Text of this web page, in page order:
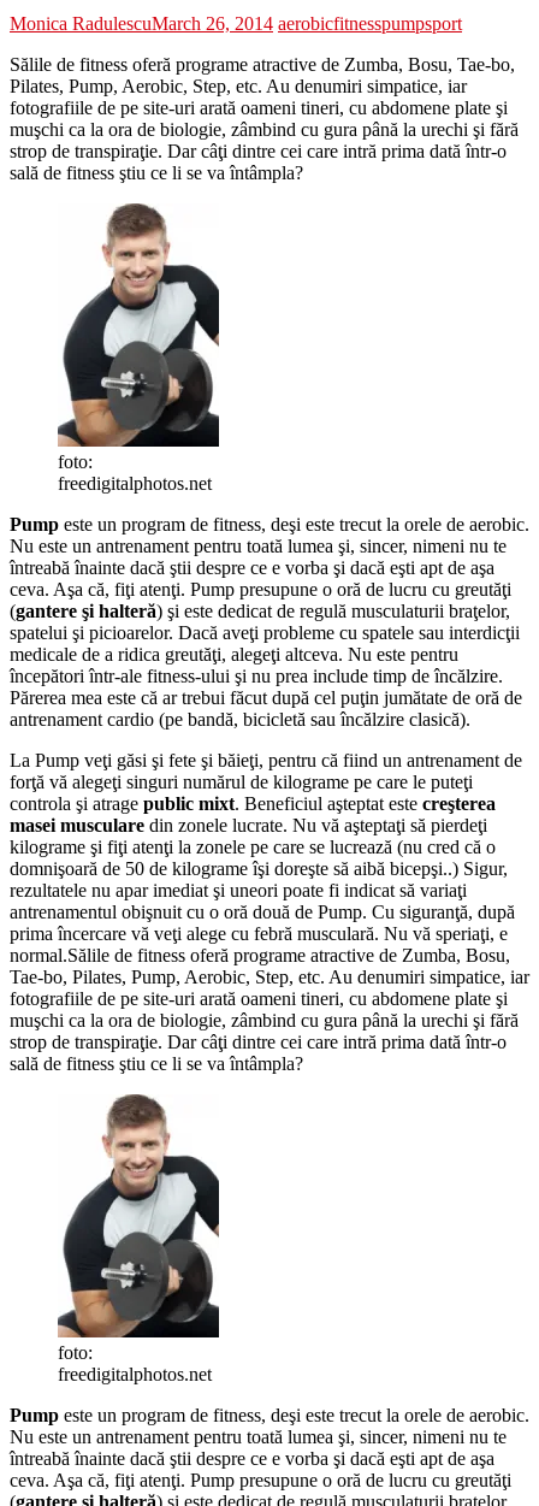
Monica RadulescuMarch 26, 2014 aerobicfitnesspumpsport
Sălile de fitness oferă programe atractive de Zumba, Bosu, Tae-bo,
Pilates, Pump, Aerobic, Step, etc. Au denumiri simpatice, iar
fotografiile de pe site-uri arată oameni tineri, cu abdomene plate şi
muşchi ca la ora de biologie, zâmbind cu gura până la urechi şi fără
strop de transpiraţie. Dar câţi dintre cei care intră prima dată într-o
sală de fitness ştiu ce li se va întâmpla?
foto:
freedigitalphotos.net
Pump este un program de fitness, deşi este trecut la orele de aerobic.
Nu este un antrenament pentru toată lumea şi, sincer, nimeni nu te
întreabă înainte dacă ştii despre ce e vorba şi dacă eşti apt de aşa
ceva. Aşa că, fiţi atenţi. Pump presupune o oră de lucru cu greutăţi
(gantere şi halteră) şi este dedicat de regulă musculaturii braţelor,
spatelui şi picioarelor. Dacă aveţi probleme cu spatele sau interdicţii
medicale de a ridica greutăţi, alegeţi altceva. Nu este pentru
începători într-ale fitness-ului şi nu prea include timp de încălzire.
Părerea mea este că ar trebui făcut după cel puţin jumătate de oră de
antrenament cardio (pe bandă, bicicletă sau încălzire clasică).
La Pump veţi găsi şi fete şi băieţi, pentru că fiind un antrenament de
forţă vă alegeţi singuri numărul de kilograme pe care le puteţi
controla şi atrage public mixt. Beneficiul aşteptat este creşterea
masei musculare din zonele lucrate. Nu vă aşteptaţi să pierdeţi
kilograme şi fiţi atenţi la zonele pe care se lucrează (nu cred că o
domnişoară de 50 de kilograme îşi doreşte să aibă bicepşi..) Sigur,
rezultatele nu apar imediat şi uneori poate fi indicat să variaţi
antrenamentul obişnuit cu o oră două de Pump. Cu siguranţă, după
prima încercare vă veţi alege cu febră musculară. Nu vă speriaţi, e
normal.Sălile de fitness oferă programe atractive de Zumba, Bosu,
Tae-bo, Pilates, Pump, Aerobic, Step, etc. Au denumiri simpatice, iar
fotografiile de pe site-uri arată oameni tineri, cu abdomene plate şi
muşchi ca la ora de biologie, zâmbind cu gura până la urechi şi fără
strop de transpiraţie. Dar câţi dintre cei care intră prima dată într-o
sală de fitness ştiu ce li se va întâmpla?
foto:
freedigitalphotos.net
Pump este un program de fitness, deşi este trecut la orele de aerobic.
Nu este un antrenament pentru toată lumea şi, sincer, nimeni nu te
întreabă înainte dacă ştii despre ce e vorba şi dacă eşti apt de aşa
ceva. Aşa că, fiţi atenţi. Pump presupune o oră de lucru cu greutăţi
(gantere şi halteră) şi este dedicat de regulă musculaturii braţelor,